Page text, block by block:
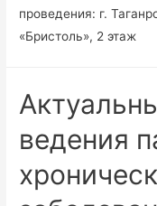
проведения: г.
«Бристоль», 2 этаж
ведения